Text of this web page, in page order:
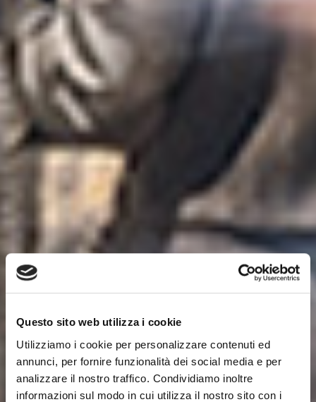
Questo sito web utilizza i cookie
Utilizziamo i cookie per personalizzare contenuti ed
annunci, per fornire funzionalità dei social media e per
analizzare il nostro traffico. Condividiamo inoltre
informazioni sul modo in cui utilizza il nostro sito con i